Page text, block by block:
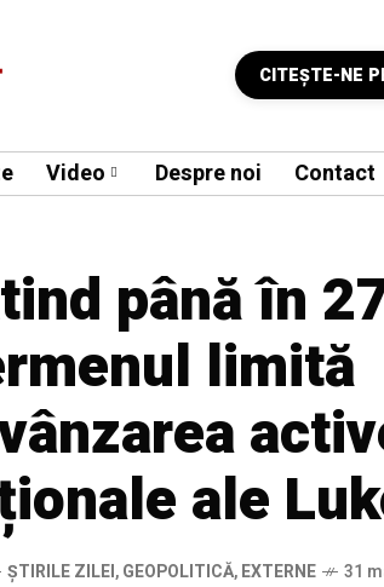
CITEŞTE-NE
Video Despre noi Contact
până în
limită
ale
ȘTIRILE ZILEI,GEOPOLITICĂ,EXTERNE 31